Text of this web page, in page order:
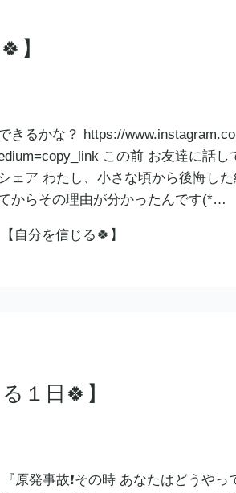
】
きるかな？ https://
この前 お友達に話
ェア わたし、小さな頃から後悔し
からその理由が分かったんです(*…
１日🍀】
原発事故❗その時 あなたはどうやっ